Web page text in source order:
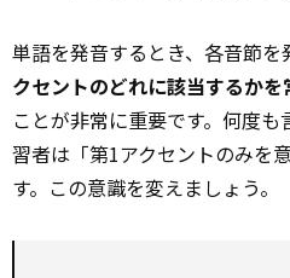
単語を発音するとき、各音節を
クセントのどれに該当するか
ことが非常に重要です。何度
習者は「第1アクセントのみを
す。この意識を変えましょう。